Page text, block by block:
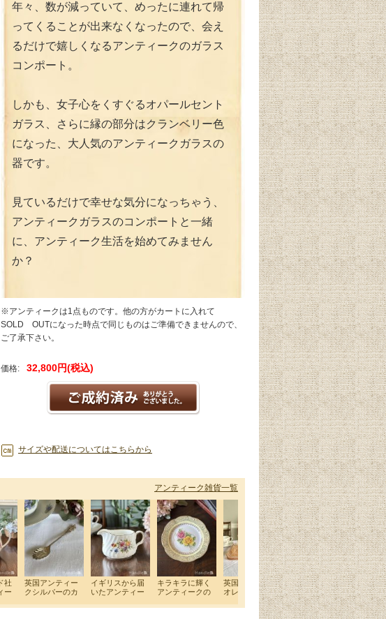
年々、数が減っていて、めったに連れて帰
ってくることが出来なくなったので、会え
るだけで嬉しくなるアンティークのガラス
コンポート。
しかも、女子心をくすぐるオパールセント
ガラス、さらに縁の部分はクランベリー色
になった、大人気のアンティークガラスの
器です。
見ているだけで幸せな気分になっちゃう、
アンティークガラスのコンポートと一緒
に、アンティーク生活を始めてみません
か？
※アンティークは1点ものです。他の方がカートに入れて
SOLD OUTになった時点で同じものはご準備できませんので、
ご了承下さい。
価格: 32,800円(税込)
サイズや配送についてはこちらから
アンティーク雑貨一覧